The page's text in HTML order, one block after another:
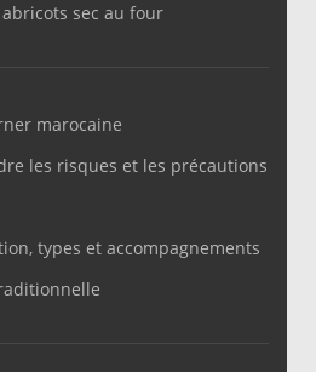
sec au four
marocaine
les risques et les précautions
types et accompagnements